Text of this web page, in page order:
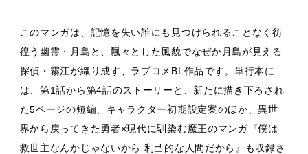
このマンガは、記憶を失い誰にも見つけられることなく彷
徨う幽霊・月島と、飄々とした風貌でなぜか月島が見える
探偵・霧江が織り成す、ラブコメBL作品です。単行本に
は、第1話から第4話のストーリーと、新たに描き下ろされ
た5ページの短編、キャラクター初期設定案のほか、異世
界から戻ってきた勇者×現代に馴染む魔王のマンガ『僕は
救世主なんかじゃないから 利己的な人間だから』も収録さ